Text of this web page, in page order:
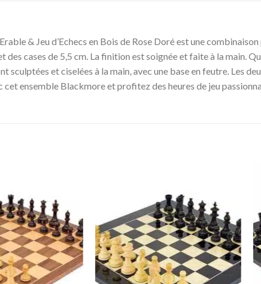
& Jeu d’Echecs en Bois de Rose Doré est une
des cases de 5,5 cm. La finition est soignée et faite à la main.
sculptées et ciselées à la main, avec une base en feutre. Les
ensemble Blackmore et profitez des heures de jeu